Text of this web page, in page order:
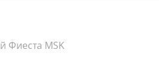
Фиеста MSK